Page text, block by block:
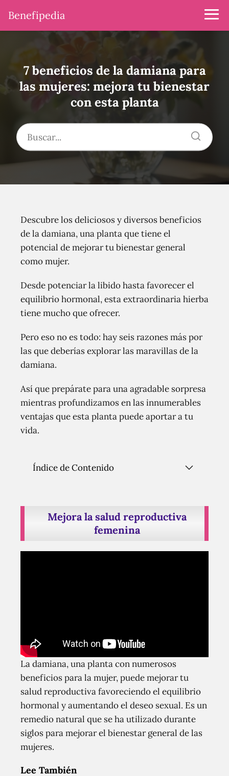
Benefipedia
7 beneficios de la damiana para
las mujeres: mejora tu bienestar
con esta planta
Descubre los deliciosos y diversos beneficios
de la damiana, una planta que tiene el
potencial de mejorar tu bienestar general
como mujer.
Desde potenciar la libido hasta favorecer el
equilibrio hormonal, esta extraordinaria hierba
tiene mucho que ofrecer.
Pero eso no es todo: hay seis razones más por
las que deberías explorar las maravillas de la
damiana.
Así que prepárate para una agradable sorpresa
mientras profundizamos en las innumerables
ventajas que esta planta puede aportar a tu
vida.
Índice de Contenido
Mejora la salud reproductiva
femenina
La damiana, una planta con numerosos
beneficios para la mujer, puede mejorar tu
salud reproductiva favoreciendo el equilibrio
hormonal y aumentando el deseo sexual. Es un
remedio natural que se ha utilizado durante
siglos para mejorar el bienestar general de las
mujeres.
Lee También